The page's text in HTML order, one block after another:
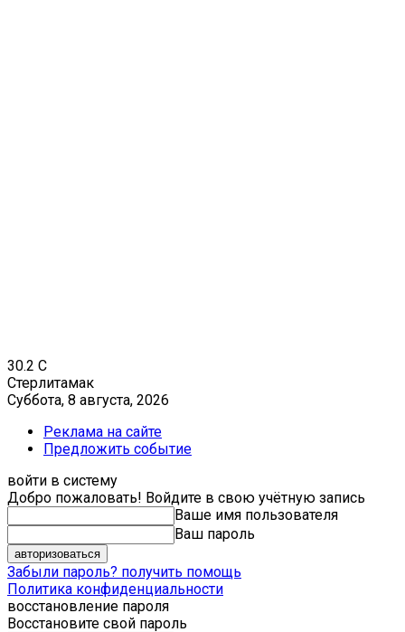
30.2 C
Стерлитамак
Суббота, 8 августа, 2026
Реклама на сайте
Предложить событие
войти в систему
Добро пожаловать! Войдите в свою учётную запись
Ваше имя пользователя
Ваш пароль
Забыли пароль? получить помощь
Политика конфиденциальности
восстановление пароля
Восстановите свой пароль